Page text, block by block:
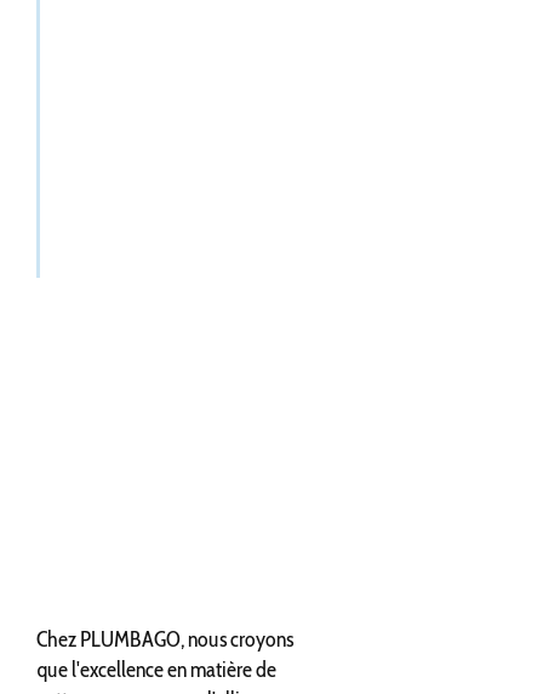
Chez PLUMBAGO, nous croyons
que l'excellence en matière de